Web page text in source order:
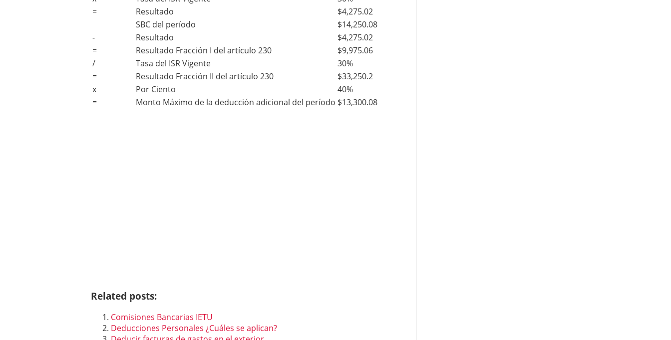
=
Resultado
$4,275.02
SBC del período
$14,250.08
-
Resultado
$4,275.02
=
Resultado Fracción I del artículo 230
$9,975.06
/
Tasa del ISR Vigente
30%
=
Resultado Fracción II del artículo 230
$33,250.2
x
Por Ciento
40%
=
Monto Máximo de la deducción adicional del período $13,300.08
Related posts:
Comisiones Bancarias IETU
Deducciones Personales ¿Cuáles se aplican?